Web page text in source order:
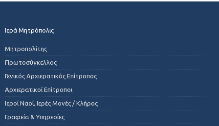
Ιερά Μητρόπολις
Μητροπολίτης
Πρωτοσύγκελλος
Γενικός Αρχιερατικός Επίτροπος
Αρχιερατικοί Επίτροποι
Ιεροί Ναοί, Ιερές Μονές / Κλήρος
Γραφεία & Υπηρεσίες